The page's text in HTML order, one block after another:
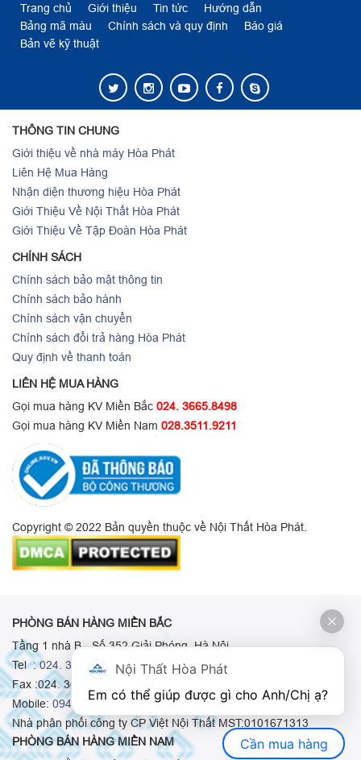
Trang chủ Giới thiệu Tin tức
Hướng dẫn
Bảng mã màu
Chính sách và quy định
Báo giá
Bản vẽ kỹ thuật
THÔNG TIN CHUNG
Giới thiệu về nhà máy Hòa Phát
Liên Hệ Mua Hàng
Nhận diện thương hiệu Hòa Phát
Giới Thiệu Về Nội Thất Hòa Phát
Giới Thiệu Về Tập Đoàn Hòa Phát
CHÍNH SÁCH
Chính sách bảo mật thông tin
Chính sách bảo hành
Chính sách vận chuyển
Chính sách đổi trả hàng Hòa Phát
Quy định về thanh toán
LIÊN HỆ MUA HÀNG
Gọi mua hàng KV Miền Bắc 024. 3665.8498
Gọi mua hàng KV Miền Nam 028.3511.9211
Copyright © 2022 Bản quyền thuộc về Nội Thất Hòa Phát.
PHÒNG BÁN HÀNG MIỀN BẮC
Tầng 1 nhà B - Số 352 Giải Phóng, Hà Nội
Tel :024. 3665 8498-024. 3665 8966-024. 3665 8993
Fax :024. 3664.9379
Mobile: 0948.511.555- 0973.375.668- 0942.155.688
Nhà phân phối công ty CP Việt Nội Thất MST:0101671313
PHÒNG BÁN HÀNG MIỀN NAM
Nội Thất Hòa Phát
Cần mua hàng